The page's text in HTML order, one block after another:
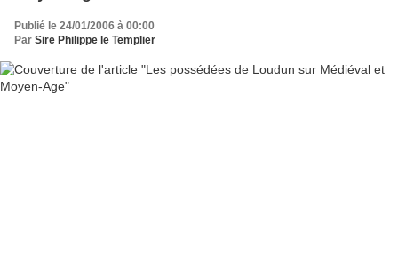
Publié le 24/01/2006 à 00:00
Par Sire Philippe le Templier